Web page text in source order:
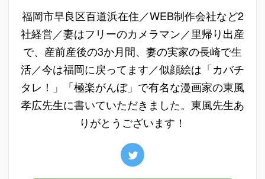
福岡市早良区百道浜在住／WEB制作会社など2
社経営／妻はフリーのカメラマン／里帰り出産
で、産前産後の3か月間、妻の実家の長崎で生
活／今は福岡に戻ってます／似顔絵は「カバチ
タレ！」「極楽がんぼ」で有名な漫画家の東風
孝広先生に書いていただきました。東風先生あ
りがとうございます！